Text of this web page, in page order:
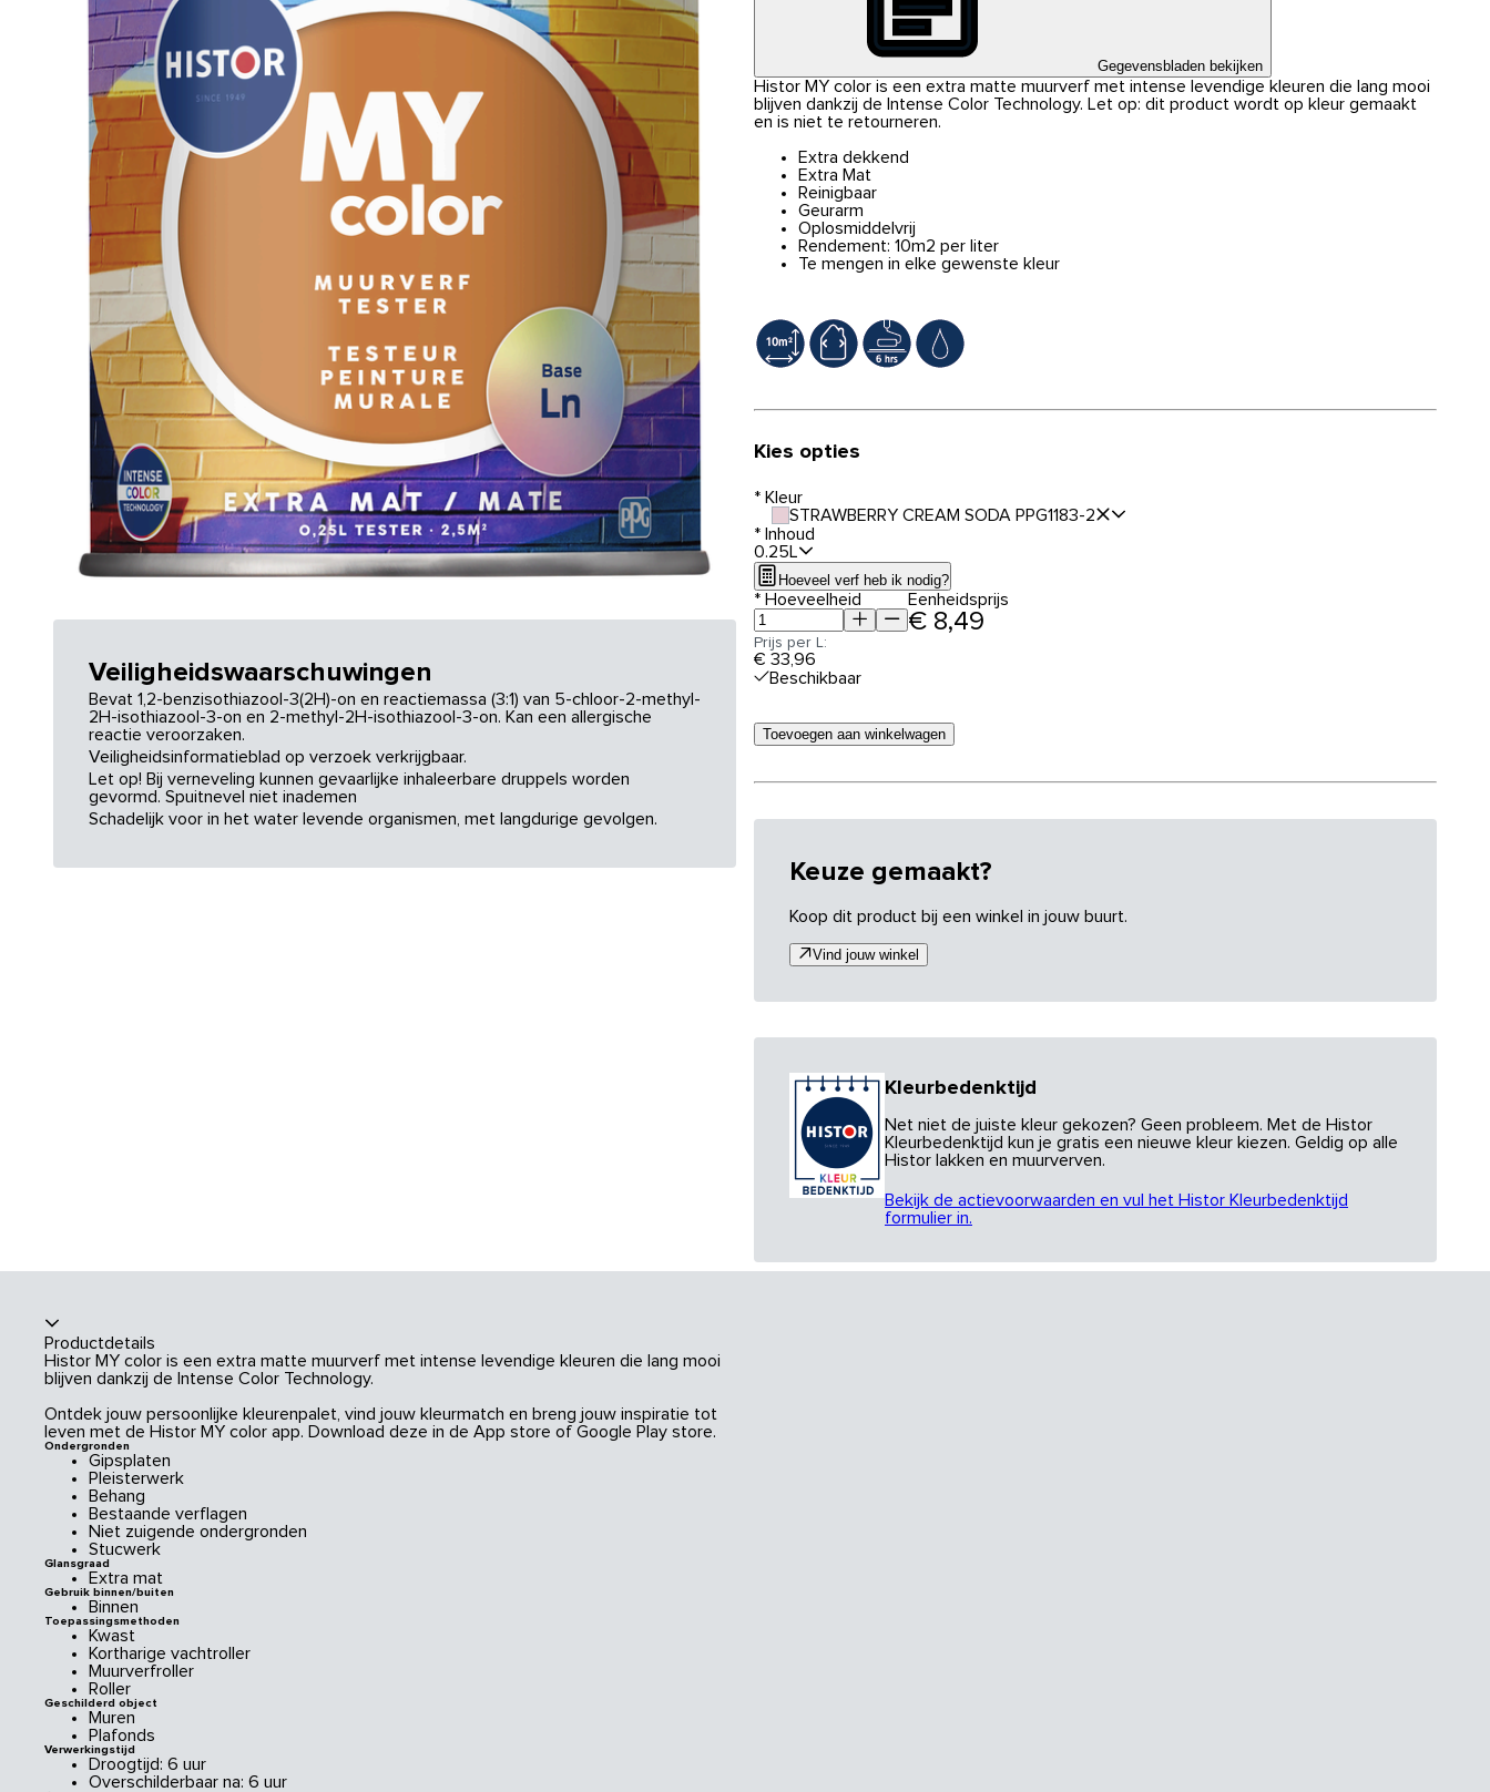
Veiligheidswaarschuwingen
Bevat 1,2-benzisothiazool-3(2H)-on en reactiemassa (3:1) van 5-chloor-2-methyl-
2H-isothiazool-3-on en 2-methyl-2H-isothiazool-3-on. Kan een allergische
reactie veroorzaken.
Veiligheidsinformatieblad op verzoek verkrijgbaar.
Let op! Bij verneveling kunnen gevaarlijke inhaleerbare druppels worden
gevormd. Spuitnevel niet inademen
Schadelijk voor in het water levende organismen, met langdurige gevolgen.
Gegevensbladen bekijken
Histor MY color is een extra matte muurverf met intense levendige kleuren die lang mooi
blijven dankzij de Intense Color Technology. Let op: dit product wordt op kleur gemaakt
en is niet te retourneren.
Extra dekkend
Extra Mat
Reinigbaar
Geurarm
Oplosmiddelvrij
Rendement: 10m2 per liter
Te mengen in elke gewenste kleur
Kies opties
* Kleur
STRAWBERRY CREAM SODA PPG1183-2
* Inhoud
0.25L
Hoeveel verf heb ik nodig?
* Hoeveelheid Eenheidsprijs
€ 8,49
Prijs per L:
€ 33,96
Beschikbaar
Toevoegen aan winkelwagen
Keuze gemaakt?
Koop dit product bij een winkel in jouw buurt.
Vind jouw winkel
Kleurbedenktijd
Net niet de juiste kleur gekozen? Geen probleem. Met de Histor
Kleurbedenktijd kun je gratis een nieuwe kleur kiezen. Geldig op alle
Histor lakken en muurverven.
Bekijk de actievoorwaarden en vul het Histor Kleurbedenktijd
formulier in.
Productdetails
Histor MY color is een extra matte muurverf met intense levendige kleuren die lang mooi
blijven dankzij de Intense Color Technology.
Ontdek jouw persoonlijke kleurenpalet, vind jouw kleurmatch en breng jouw inspiratie tot
leven met de Histor MY color app. Download deze in de App store of Google Play store.
Ondergronden
Gipsplaten
Pleisterwerk
Behang
Bestaande verflagen
Niet zuigende ondergronden
Stucwerk
Glansgraad
Extra mat
Gebruik binnen/buiten
Binnen
Toepassingsmethoden
Kwast
Kortharige vachtroller
Muurverfroller
Roller
Geschilderd object
Muren
Plafonds
Verwerkingstijd
Droogtijd: 6 uur
Overschilderbaar na: 6 uur